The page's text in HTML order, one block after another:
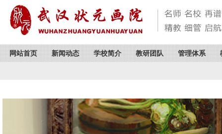
网站首页 新闻动态 学校简介 教研团队 管理体系